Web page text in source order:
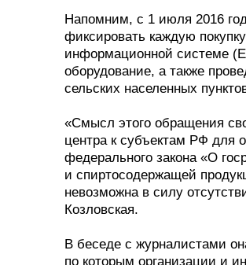
Напомним, с 1 июля 2016
фиксировать каждую
информационной системе
оборудование, а также
сельских населенных
«Смысл этого обращения
центра к субъектам РФ для
федерального закона «О
и спиртосодержащей
невозможна в силу
Козловская.
В беседе с журналистами
по которым организации и